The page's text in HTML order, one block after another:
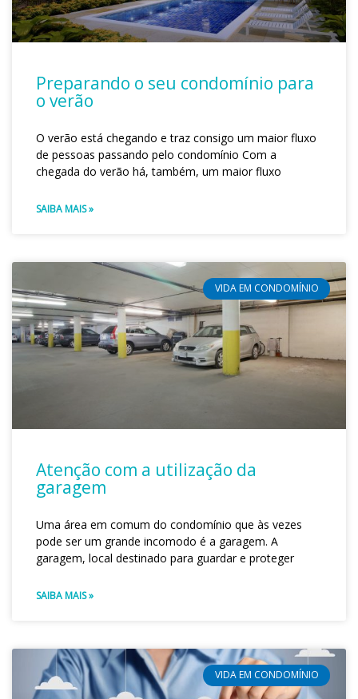
Preparando o seu condomínio para
o verão
O verão está chegando e traz consigo um maior fluxo
de pessoas passando pelo condomínio Com a
chegada do verão há, também, um maior fluxo
SAIBA MAIS »
VIDA EM CONDOMÍNIO
Atenção com a utilização da
garagem
Uma área em comum do condomínio que às vezes
pode ser um grande incomodo é a garagem. A
garagem, local destinado para guardar e proteger
SAIBA MAIS »
VIDA EM CONDOMÍNIO